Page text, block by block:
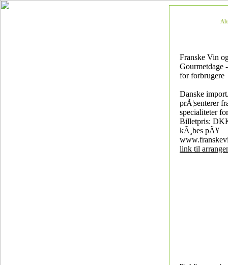
Franske Vin
Gourmetdage
for forbrugere
Danske
prÃ¦senterer
specialiteter
Billetpris:
kÃ¸bes pÃ¥
link til